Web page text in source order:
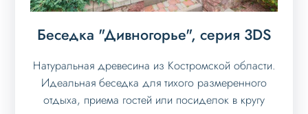
Беседка "Дивногорье", серия 3DS
Натуральная древесина из Костромской области.
Идеальная беседка для тихого размеренного
отдыха, приема гостей или посиделок в кругу